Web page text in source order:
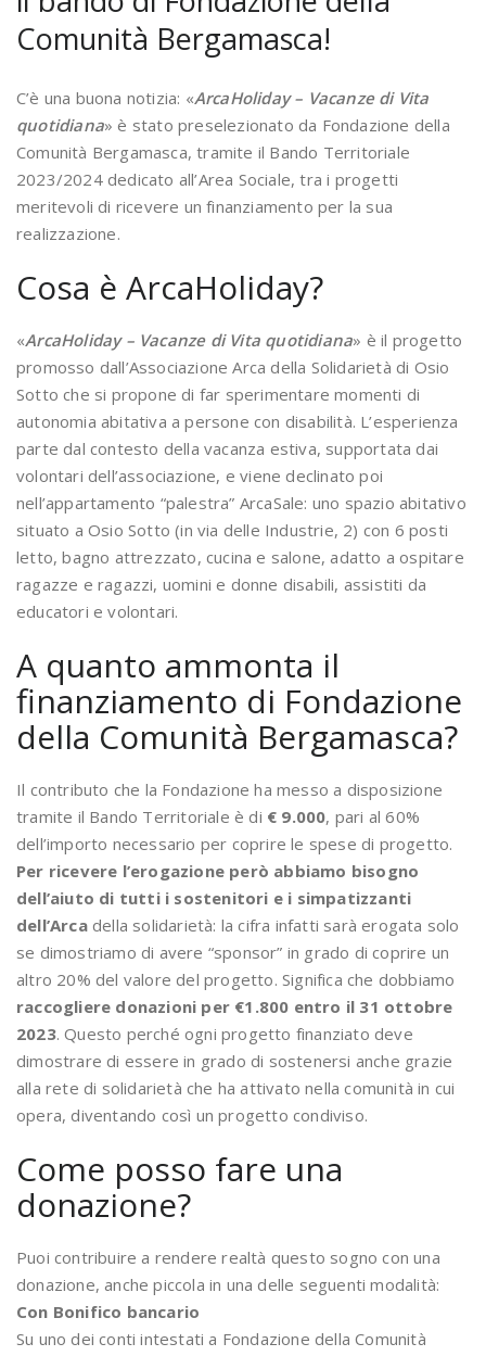
Comunità Bergamasca!
C’è una buona notizia: «ArcaHoliday – Vacanze di Vita
quotidiana» è stato preselezionato da Fondazione della
Comunità Bergamasca, tramite il Bando Territoriale
2023/2024 dedicato all’Area Sociale, tra i progetti
meritevoli di ricevere un finanziamento per la sua
realizzazione.
Cosa è ArcaHoliday?
«ArcaHoliday – Vacanze di Vita quotidiana» è il progetto
promosso dall’Associazione Arca della Solidarietà di Osio
Sotto che si propone di far sperimentare momenti di
autonomia abitativa a persone con disabilità. L’esperienza
parte dal contesto della vacanza estiva, supportata dai
volontari dell’associazione, e viene declinato poi
nell’appartamento “palestra” ArcaSale: uno spazio abitativo
situato a Osio Sotto (in via delle Industrie, 2) con 6 posti
letto, bagno attrezzato, cucina e salone, adatto a ospitare
ragazze e ragazzi, uomini e donne disabili, assistiti da
educatori e volontari.
A quanto ammonta il
finanziamento di Fondazione
della Comunità Bergamasca?
Il contributo che la Fondazione ha messo a disposizione
tramite il Bando Territoriale è di € 9.000, pari al 60%
dell’importo necessario per coprire le spese di progetto.
Per ricevere l’erogazione però abbiamo bisogno
dell’aiuto di tutti i sostenitori e i simpatizzanti
dell’Arca della solidarietà: la cifra infatti sarà erogata solo
se dimostriamo di avere “sponsor” in grado di coprire un
altro 20% del valore del progetto. Significa che dobbiamo
raccogliere donazioni per €1.800 entro il 31 ottobre
2023. Questo perché ogni progetto finanziato deve
dimostrare di essere in grado di sostenersi anche grazie
alla rete di solidarietà che ha attivato nella comunità in cui
opera, diventando così un progetto condiviso.
Come posso fare una
donazione?
Puoi contribuire a rendere realtà questo sogno con una
donazione, anche piccola in una delle seguenti modalità:
Con Bonifico bancario
Su uno dei conti intestati a Fondazione della Comunità